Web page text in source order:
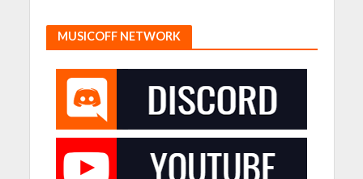
MUSICOFF NETWORK